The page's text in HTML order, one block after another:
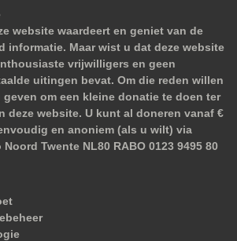
website waardeert en geniet van de
informatie. Maar wist u dat deze website
vrijwilligers en geen
uitingen bevat. Om die reden willen
om een kleine donatie te doen ter
deze website. U kunt al doneren vanaf €
en anoniem (als u wilt) via
Twente NL80 RABO 0123 9495 80